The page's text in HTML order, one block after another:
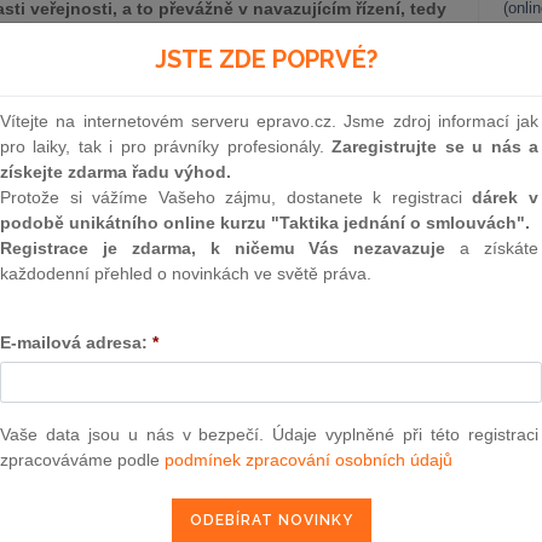
veřejnosti, a to převážně v navazujícím řízení, tedy
dle zvláštních právních předpisů o povolení
dle ZPV (např. stavební řízení). Níže
stanoviska k provedení záměru a soudní
přijmout vzhledem k nedostatečné transpozici směrnice
EU (tzv. EIA Směrnice), a to jak z pohledu celkového
tak na základě dílčích chyb v příslušné transpozici,
závaznost výstupů z procesu EIA nebo nedostatečnou
je však třeba právně upravit přechod ze stávající
ustanoveních zák. č.
před účinností této novely ZPV. V tomto případě vydá
o zahájení příslušného řízení zaslaném tomuto úřadu
JSTE ZDE POPRVÉ?
Vítejte na internetovém serveru epravo.cz. Jsme zdroj informací jak
pro laiky, tak i pro právníky profesionály.Zaregistrujte se u nás a
získejte zdarma řadu výhod.
Protože si vážíme Vašeho zájmu, dostanete k registracidárek v
podobě unikátního online kurzu "Taktika jednání o smlouvách".
Registrace je zdarma, k ničemu Vás nezavazuje a získáte
každodenní přehled o novinkách ve světě práva.
E-mailová adresa: *
Vaše data jsou u nás v bezpečí. Údaje vyplněné při této registraci
zpracováváme podle podmínek zpracování osobních údajů